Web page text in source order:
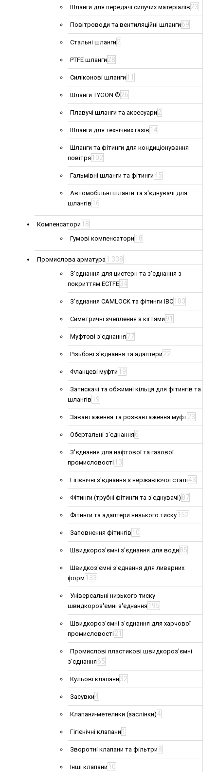
Шланги для передачі сипучих матеріалів 23
Повітроводи та вентиляційні шланги 69
Стальні шланги 2
PTFE шланги 28
Силіконові шланги 11
Шланги TYGON ® 26
Плавучі шланги та аксесуари 2
Шланги для технічних газів 14
Шланги та фітинги для кондиціонування
повітря 102
Гальмівні шланги та фітинги45
Автомобільні шланги та з'єднувачі для
шлангів 16
Компенсатори 18
Гумові компенсатори 18
Промислова арматура 1 338
З'єднання для цистерн та з'єднання з
покриттям ECTFE34
З'єднання CAMLOCK та фітинги IBC 103
Симетричні зчеплення з кігтями 91
Муфтові з'єднання 77
Різьбові з'єднання та адаптери 22
Фланцеві муфти 19
Затискачі та обжимні кільця для фітингів та
шлангів 19
Завантаження та розвантаження муфт23
Обертальні з'єднання 6
З'єднання для нафтової та газової
промисловості 13
Гігієнічні з'єднання з нержавіючої сталі43
Фітинги (трубні фітинги та з'єднувачі) 87
Фітинги та адаптери низького тиску 152
Заповнення фітингів 10
Швидкороз'ємні з'єднання для води 85
Швидкоз'ємні з'єднання для ливарних
форм 133
Універсальні низького тиску
швидкороз'ємні з'єднання 195
Швидкороз'ємні з'єднання для харчової
промисловості21
Промислові пластикові швидкороз'ємні
з'єднання 65
Кульові клапани 32
Засувки4
Клапани-метелики (заслінки)4
Гігієнічні клапани 1
Зворотні клапани та фільтри 8
Інші клапани 10